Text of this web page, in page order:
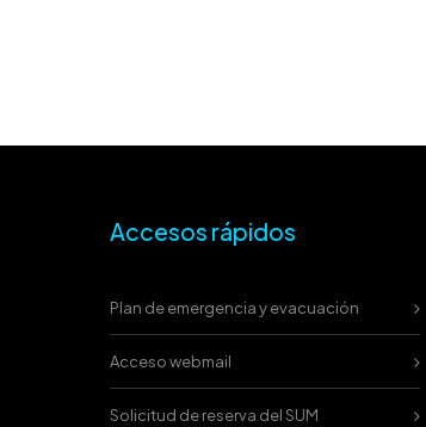
Accesos rápidos
Plan de emergencia y evacuación
Acceso webmail
Solicitud de reserva del SUM